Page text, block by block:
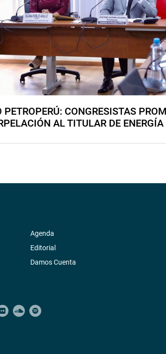
PETROPERÚ: CONGRESISTAS
AL TITULAR DE
Agenda
Editorial
Damos Cuenta